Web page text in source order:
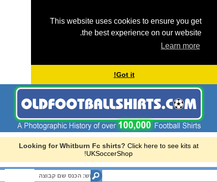
This website uses cookies to ensure you get
the best experience on our website.
Learn more
Got it!
Looking for Whitburn Fc shirts? Click here to see kits at
UKSoccerShop!